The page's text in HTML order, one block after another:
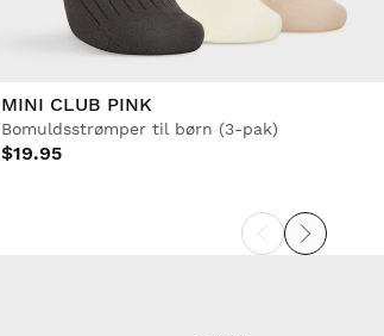
MINI CLUB PINK
Bomuldsstrømper til børn (3-pak)
$19.95